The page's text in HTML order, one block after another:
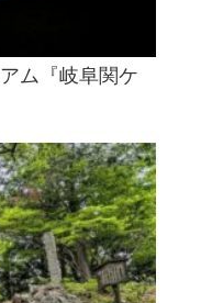
ム『岐阜関ケ